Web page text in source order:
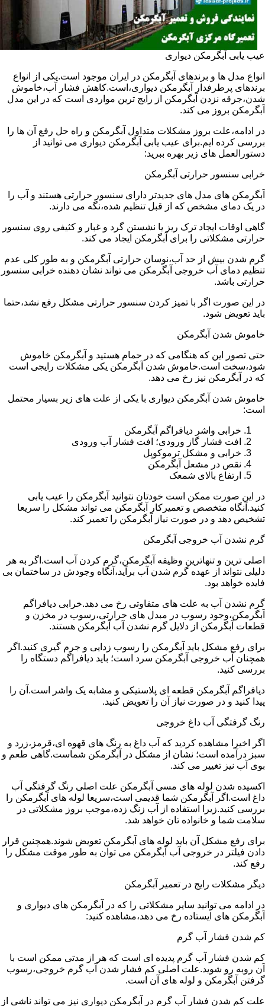
عیب یابی آبگرمکن دیواری
انواع مدل ها و برندهای آبگرمکن در ایران موجود است.یکی از انواع
برندهای پرطرفدار آبگرمکن دیواری،است.کاهش فشار آب،خاموش
شدن،جرقه نزدن آبگرمکن از رایج ترین مواردی است که در این مدل
آبگرمکن بروز می کند.
در ادامه،علت بروز مشکلات متداول آبگرمکن و راه حل رفع آن ها را
بررسی کرده ایم.برای عیب یابی آبگرمکن دیواری می توانید از
دستورالعمل های زیر بهره ببرید:
خرابی سنسور حرارتی آبگرمکن
آبگرمکن های مدل های جدیدتر دارای سنسور حرارتی هستند و آب را
در یک دمای مشخص که از قبل تنظیم شده،نگه می دارند.
گاهی اوقات ایجاد ترک ریز یا نشستن گرد و غبار و کثیفی روی سنسور
حرارتی مشکلاتی را برای آبگرمکن ایجاد می کند.
گرم شدن بیش از حد آب،نوسان حرارتی آبگرمکن و به طور کلی عدم
تنظیم دمای آب خروجی آبگرمکن می تواند نشان دهنده خرابی سنسور
حرارتی باشد.
در این صورت اگر با تمیز کردن سنسور حرارتی مشکل رفع نشد،حتما
باید تعویض شود.
خاموش شدن آبگرمکن
حتی تصور این که هنگامی که در حمام هستید و آبگرمکن خاموش
شود،سخت است.خاموش شدن آبگرمکن یکی مشکلات رایجی است
که در آبگرمکن نیز رخ می دهد.
خاموش شدن آبگرمکن دیواری با یکی از علت های زیر بسیار محتمل
است:
خرابی واشر دیافراگم آبگرمکن
افت فشار گاز ورودی؛ افت فشار آب ورودی
خرابی و مشکل ترموکوپل
نقص در مشعل آبگرمکن
ارتفاع بالای شمعک
در این صورت ممکن است خودتان نتوانید آبگرمکن را عیب یابی
کنید.آنگاه متخصص و تعمیرکار آبگرمکن می تواند مشکل را سریعا
تشخیص دهد و در صورت نیاز آبگرمکن را تعمیر کند.
گرم نشدن آب خروجی آبگرمکن
اصلی ترین و تنهاترین وظیفه آبگرمکن،گرم کردن آب است.اگر به هر
دلیلی نتواند از عهده گرم شدن آب برآید،آنگاه وجودش در ساختمان بی
فایده خواهد بود.
گرم نشدن آب به علت های متفاوتی رخ می دهد.خرابی دیافراگم
آبگرمکن،وجود رسوب در مبدل های حرارتی،رسوب در مخزن و
قطعات آبگرمکن از دلایل گرم نشدن آب آبگرمکن هستند.
برای رفع مشکل باید آبگرمکن را رسوب زدایی و جرم گیری کنید.اگر
همچنان آب خروجی آبگرمکن سرد است؛ باید دیافراگم دستگاه را
بررسی کنید.
دیافراگم آبگرمکن قطعه ای پلاستیکی و مشابه یک واشر است.آن را
پیدا کنید و در صورت نیاز آن را تعویض کنید.
رنگ گرفتگی آب داغ خروجی
اگر اخیرا مشاهده کردید که آب داغ به رنگ های قهوه ای،قرمز،زرد و
سبز درآمده است؛ نشان از مشکل در آبگرمکن شماست.گاهی طعم و
بوی آب نیز تغییر می کند.
اکسیده شدن لوله های مسی آبگرمکن علت اصلی رنگ گرفتگی آب
داغ است.اگر آبگرمکن شما قدیمی است،سریعا لوله های آبگرمکن را
بررسی کنید.زیرا استفاده از آب زنگ زده،موجب بروز مشکلاتی در
سلامت شما و خانواده تان خواهد شد.
برای رفع مشکل آن باید لوله های آبگرمکن تعویض شوند.همچنین قرار
دادن فیلتر در خروجی آب آبگرمکن می توان به طور موقت مشکل را
رفع کند.
دیگر مشکلات رایج در تعمیر آبگرمکن
در ادامه می توانید سایر مشکلاتی را که در آبگرمکن های دیواری و
آبگرمکن های ایستاده رخ می دهد،مشاهده کنید:
کم شدن فشار آب گرم
کم شدن فشار آب گرم پدیده ای است که هر از مدتی ممکن است با
آن روبه رو شوید.علت اصلی کم فشار شدن آب گرم خروجی،رسوب
گرفتن آبگرمکن و لوله های آن است.
علت کم شدن فشار آب گرم در آبگرمکن دیواری نیز می تواند ناشی از